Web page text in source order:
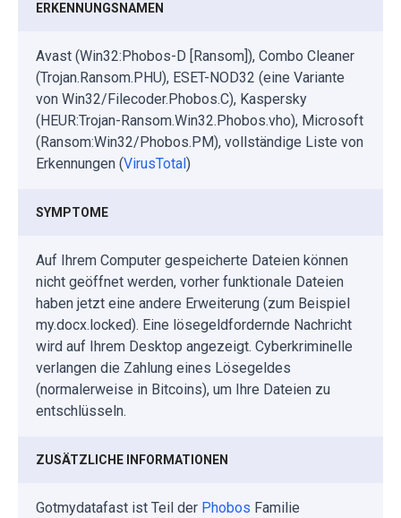
ERKENNUNGSNAMEN
Avast (Win32:Phobos-D [Ransom]), Combo Cleaner
(Trojan.Ransom.PHU), ESET-NOD32 (eine Variante
von Win32/Filecoder.Phobos.C), Kaspersky
(HEUR:Trojan-Ransom.Win32.Phobos.vho), Microsoft
(Ransom:Win32/Phobos.PM), vollständige Liste von
Erkennungen (VirusTotal )
SYMPTOME
Auf Ihrem Computer gespeicherte Dateien können
nicht geöffnet werden, vorher funktionale Dateien
haben jetzt eine andere Erweiterung (zum Beispiel
my.docx.locked). Eine lösegeldfordernde Nachricht
wird auf Ihrem Desktop angezeigt. Cyberkriminelle
verlangen die Zahlung eines Lösegeldes
(normalerweise in Bitcoins), um Ihre Dateien zu
entschlüsseln.
ZUSÄTZLICHE INFORMATIONEN
Gotmydatafast ist Teil der Phobos Familie